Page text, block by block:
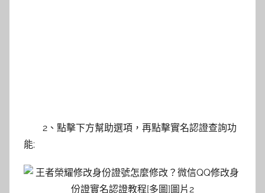
2、點擊下方幫助選項，再點擊實名認證查詢功
能;